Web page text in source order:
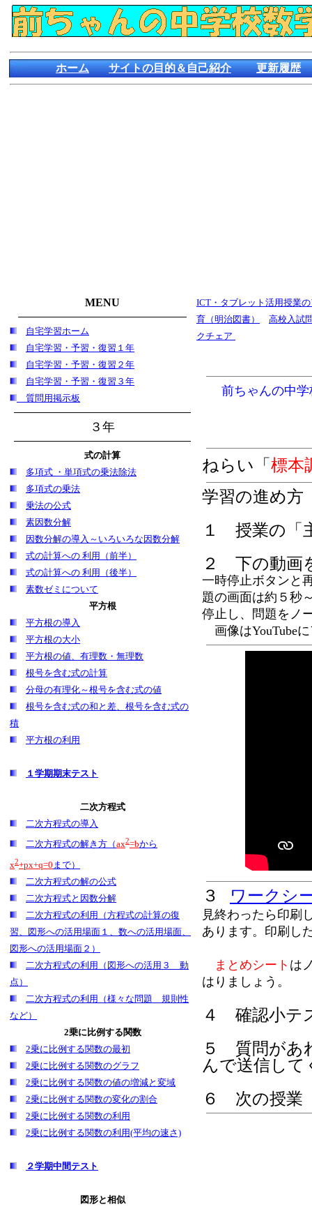
ホーム サイトの目的＆自己紹介 更新履歴
MENU
自宅学習ホーム
自宅学習・予習・復習１年
自宅学習・予習・復習２年
自宅学習・予習・復習３年
質問用掲示板
３年
式の計算
多項式 ・単項式の乗法除法
多項式の乗法
乗法の公式
素因数分解
因数分解の導入～いろいろな因数分解
式の計算への 利用（前半）
式の計算への 利用（後半）
素数ゼミについて
平方根
平方根の導入
平方根の大小
平方根の値、有理数・無理数
根号を含む式の計算
分母の有理化～根号を含む式の値
根号を含む式の和と差、根号を含む式の
積
平方根の利用
１学期期末テスト
二次方程式
二次方程式の導入
二次方程式の解き方（ax2=bから
x2+px+q=0 まで）
二次方程式の解の公式
二次方程式と因数分解
二次方程式の利用（方程式の計算の復
習、図形への活用場面１、数への活用場面、
図形への活用場面２）
二次方程式の利用（図形への活用３ 動
点）
二次方程式の利用（様々な問題 規則性
など）
2乗に比例する関数
2乗に比例する関数の最初
2乗に比例する関数のグラフ
2乗に比例する関数の値の増減と変域
2乗に比例する関数の変化の割合
2乗に比例する関数の利用
2乗に比例する関数の利用(平均の速さ)
２学期中間テスト
図形と相似
ICT・タブレット活用授業
育（明治図書）
高校入試
クチェア
前ちゃんの中
ねらい「 標本
学習の進め方
１ 授業の「
２ 下の動画
一時停止ボタンと
題の画面は約５秒
停止し、問題をノ
画像はYouTube
３ ワークシ
見終わったら印刷
あります。印刷し
まとめシート は
はりましょう。
４ 確認小
５ 質問があ
んで送信して
６ 次の授業